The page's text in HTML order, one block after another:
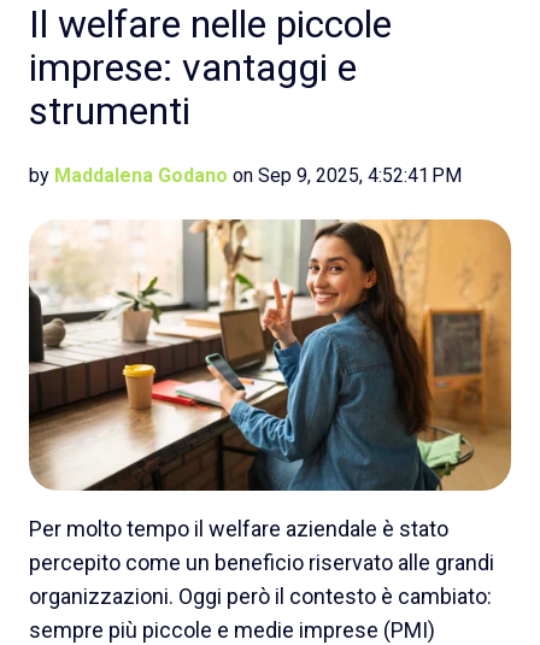
Il welfare nelle piccole
imprese: vantaggi e
strumenti
by Maddalena Godano on Sep 9, 2025, 4:52:41 PM
Per molto tempo il welfare aziendale è stato
percepito come un beneficio riservato alle grandi
organizzazioni. Oggi però il contesto è cambiato:
sempre più piccole e medie imprese (PMI)